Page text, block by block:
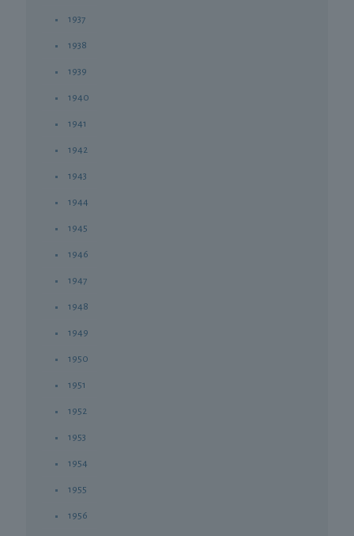
1937
1938
1939
1940
1941
1942
1943
1944
1945
1946
1947
1948
1949
1950
1951
1952
1953
1954
1955
1956